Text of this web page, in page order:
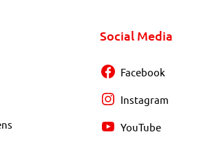
Social Media
Facebook
Instagram
YouTube